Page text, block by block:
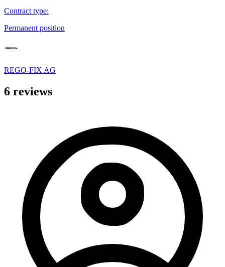
Contract type:
Permanent position
REGO-FIX AG
6 reviews